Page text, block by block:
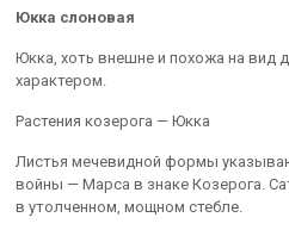
Юкка слоновая
Юкка, хоть внешне и похожа на вид
характером.
Растения козерога — Юкка
Листья мечевидной формы
войны — Марса в знаке Козерога.
в утолченном, мощном стебле.